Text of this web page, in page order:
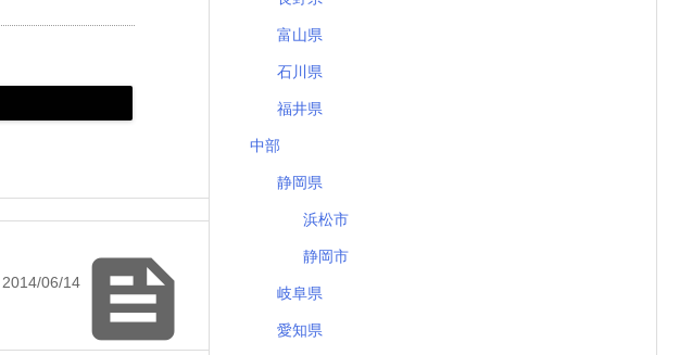

06/14
富山県
石川県
福井県
中部
静岡県
浜松市
静岡市
岐阜県
愛知県